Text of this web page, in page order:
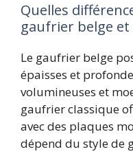
Quelles
gaufrier belge et
Le gaufrier belge
épaisses et
volumineuses et
gaufrier classique
avec des plaques
dépend du style de